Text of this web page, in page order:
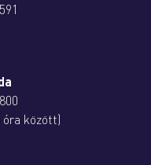
óra között)